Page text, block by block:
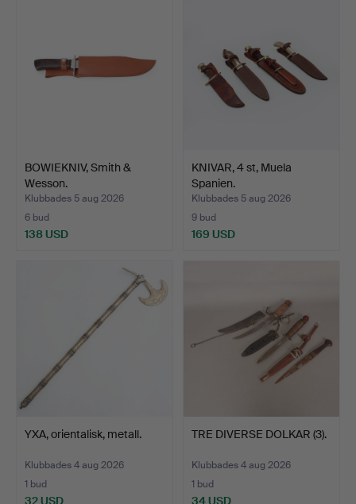
BOWIEKNIV, Smith &
Wesson.
Klubbades 5 aug 2026
6 bud
138 USD
KNIVAR, 4 st, Muela
Spanien.
Klubbades 5 aug 2026
9 bud
169 USD
YXA, orientalisk, metall.
Klubbades 4 aug 2026
1 bud
32 USD
TRE DIVERSE DOLKAR (3).
Klubbades 4 aug 2026
1 bud
34 USD